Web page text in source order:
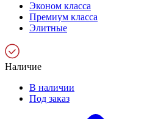
Эконом класса
Премиум класса
Элитные
Наличие
В наличии
Под заказ